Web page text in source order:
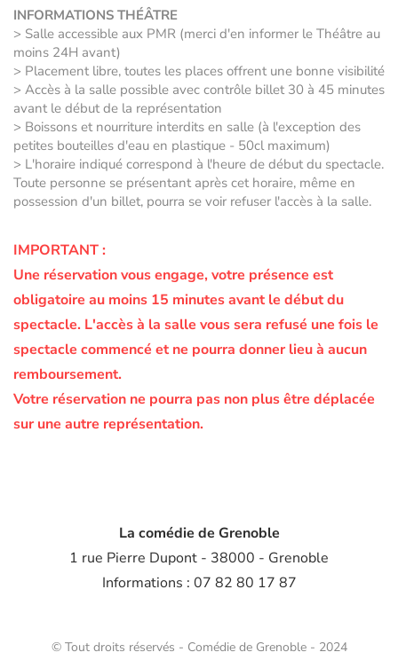
INFORMATIONS THÉÂTRE
> Salle accessible aux PMR (merci d'en informer le Théâtre au
moins 24H avant)
> Placement libre, toutes les places offrent une bonne visibilité
> Accès à la salle possible avec contrôle billet 30 à 45 minutes
avant le début de la représentation
> Boissons et nourriture interdits en salle (à l'exception des
petites bouteilles d'eau en plastique - 50cl maximum)
> L'horaire indiqué correspond à l'heure de début du spectacle.
Toute personne se présentant après cet horaire, même en
possession d'un billet, pourra se voir refuser l'accès à la salle.
IMPORTANT :
Une réservation vous engage, votre présence est
obligatoire au moins 15 minutes avant le début du
spectacle. L'accès à la salle vous sera refusé une fois le
spectacle commencé et ne pourra donner lieu à aucun
remboursement.
Votre réservation ne pourra pas non plus être déplacée
sur une autre représentation.
La comédie de Grenoble
1 rue Pierre Dupont - 38000 - Grenoble
Informations : 07 82 80 17 87
© Tout droits réservés - Comédie de Grenoble - 2024